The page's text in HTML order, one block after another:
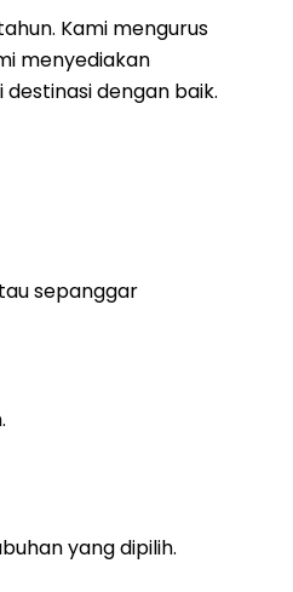
Kami mengurus
menyediakan
dengan baik.
sepanggar
yang dipilih.